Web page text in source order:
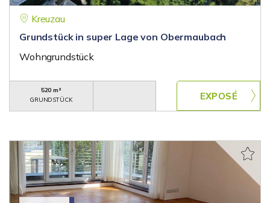
Kreuzau
Grundstück in super Lage von Obermaubach
Wohngrundstück
520 m²
GRUNDSTÜCK